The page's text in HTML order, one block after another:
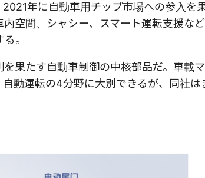
年に自動車用チップ市場への参入を
空間、シャシー、スマート運転支援な
。
果たす自動車制御の中核部品だ。車載
動運転の4分野に大別できるが、同社は